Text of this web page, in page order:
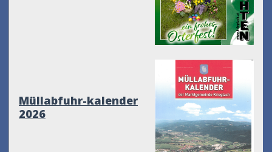
Müllabfuhr-kalender
2026